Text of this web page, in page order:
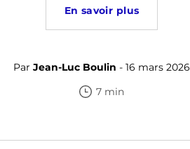
En savoir plus
Par Jean-Luc Boulin - 16 mars 2026
7 min